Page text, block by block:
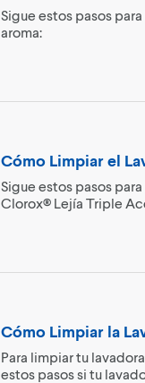
Sigue estos pasos
aroma:
Cómo Limpiar el
Sigue estos pasos
Clorox® Lejía Triple
Cómo Limpiar la
Para limpiar tu
estos pasos si tu